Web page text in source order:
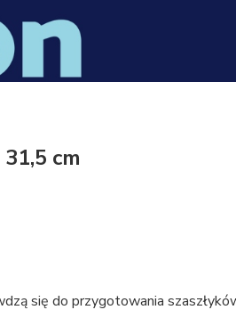
cm
się do przygotowania